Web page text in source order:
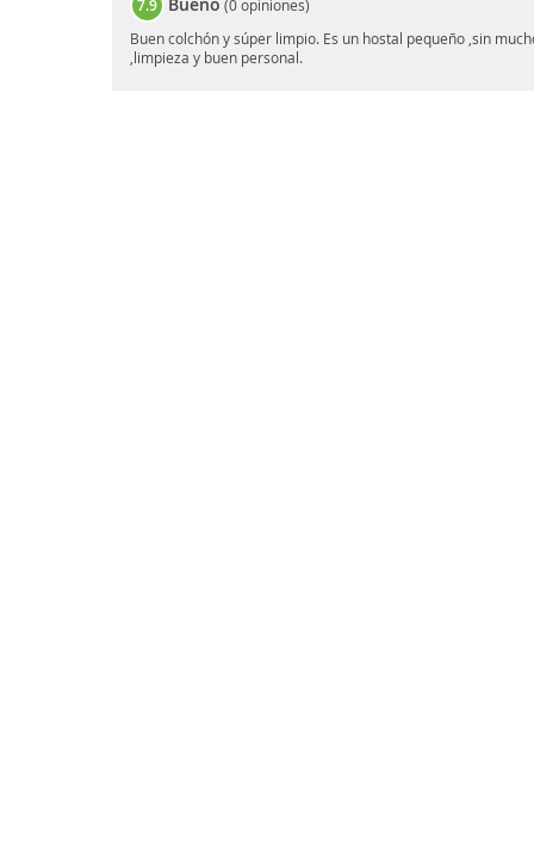
7.9 (0 opiniones)
Buen colchón y súper limpio. Es un hostal pequeño ,sin
,limpieza y buen personal.